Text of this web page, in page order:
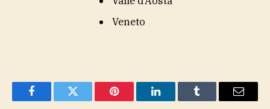
Veneto
FacebookTwitter Pinterest LinkedInTumblr Email